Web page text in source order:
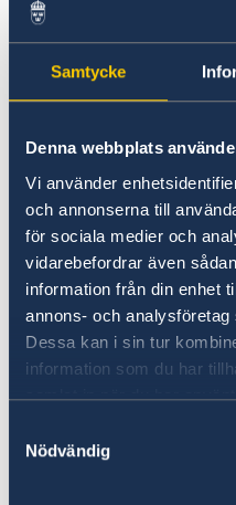
Samtycke
Denna webbplats
Vi använder
och annonserna till
för sociala medier och
vidarebefordrar även
information från din enhet
annons- och
Dessa kan i sin tur
information som du har
samlat in när du har
Nödvändig
Rootsi kõrgkoolides
Liidu, EEA-riikide ja
Euroopa Liidu
Rootsi ülikoolides on
enamasti
keeleõppega algust
Rootsi Keele
koolidest ja
rootsi keelt.
Rootsit gümnaasiumi